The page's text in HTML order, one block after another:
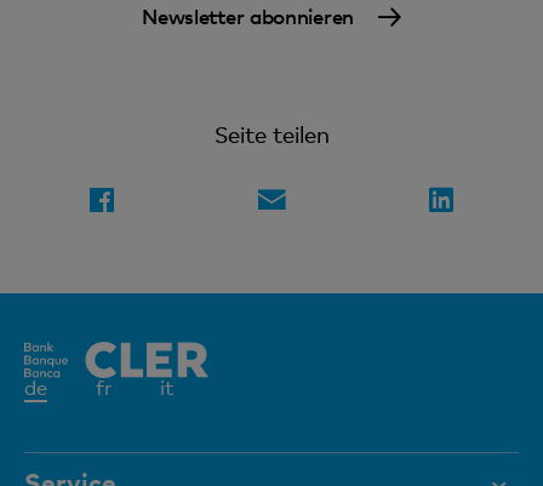
Newsletter abonnieren
Seite teilen
deAktives
fr it